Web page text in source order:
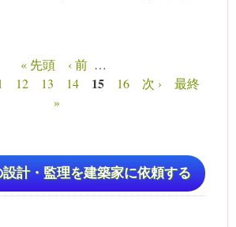
« 先頭 ‹ 前 …
12 13 14 15 16 次 ›
最終
»
計・監理を建築家に依頼する